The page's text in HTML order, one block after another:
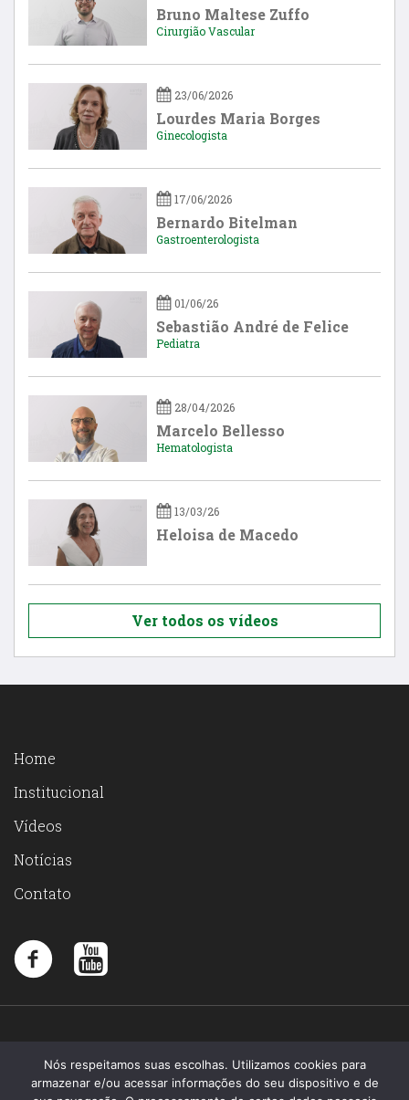
Bruno Maltese Zuffo
Cirurgião Vascular
23/06/2026
Lourdes Maria Borges
Ginecologista
17/06/2026
Bernardo Bitelman
Gastroenterologista
01/06/26
Sebastião André de Felice
Pediatra
28/04/2026
Marcelo Bellesso
Hematologista
13/03/26
Heloisa de Macedo
Ver todos os vídeos
Home
Institucional
Vídeos
Notícias
Contato
Nós respeitamos suas escolhas. Utilizamos cookies para
armazenar e/ou acessar informações do seu dispositivo e de